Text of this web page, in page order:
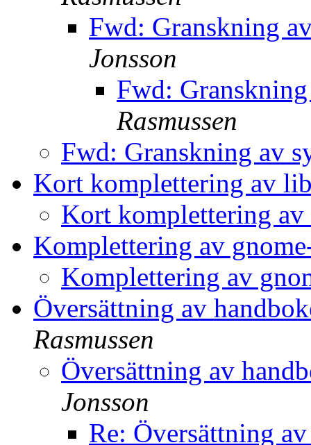
Fwd: Granskning
Jonsson
Fwd:
Rasmussen
Fwd: Granskning av
Kort komplettering av
Kort komplettering
Komplettering av
Komplettering av
Översättning av
Rasmussen
Översättning av
Jonsson
Re: Översättning